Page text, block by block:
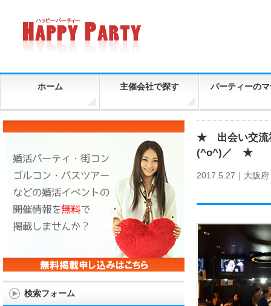
ホーム 主催会社で探す パーティーの
★ 出会い交流
(^o^)／ ★
2017.5.27｜ 大阪府
検索フォーム